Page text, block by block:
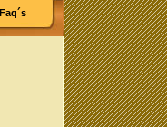
Faq´s